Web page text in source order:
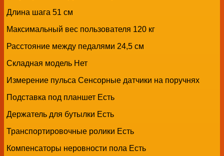
Длина шага 51 см
Максимальный вес пользователя 120 кг
Расстояние между педалями 24,5 см
Складная модель Нет
Измерение пульса Сенсорные датчики на поручнях
Подставка под планшет Есть
Держатель для бутылки Есть
Транспортировочные ролики Есть
Компенсаторы неровности пола Есть